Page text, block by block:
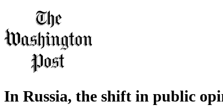
In Russia, the shift in public